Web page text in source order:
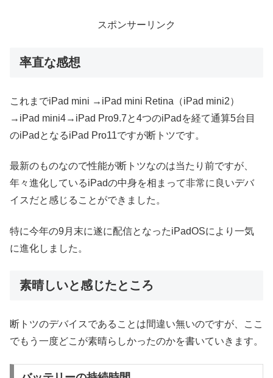
スポンサーリンク
率直な感想
これまでiPad mini →iPad mini Retina（iPad mini2）
→iPad mini4→iPad Pro9.7と4つのiPadを経て通算5台目
のiPadとなるiPad Pro11ですが断トツです。
最新のものなので性能が断トツなのは当たり前ですが、
年々進化しているiPadの中身を相まって非常に良いデバ
イスだと感じることができました。
特に今年の9月末に遂に配信となったiPadOSにより一気
に進化しました。
素晴しいと感じたところ
断トツのデバイスであることは間違い無いのですが、ここ
でもう一度どこが素晴らしかったのかを書いていきます。